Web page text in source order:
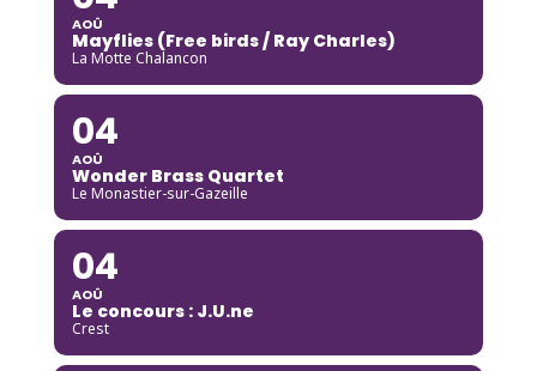
AOÛ
Mayflies (Free birds / Ray Charles)
La Motte Chalancon
04
AOÛ
Wonder Brass Quartet
Le Monastier-sur-Gazeille
04
AOÛ
Le concours : J.U.ne
Crest